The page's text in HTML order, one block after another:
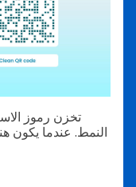
تخزن رموز
النمط. عندما يكون